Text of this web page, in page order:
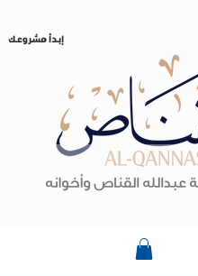
إبدأ مشروعك